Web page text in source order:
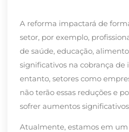
A reforma impactará de
setor, por exemplo,
de saúde, educação,
significativos na cobrança de
entanto, setores como
não terão essas reduções e
sofrer aumentos
Atualmente, estamos em